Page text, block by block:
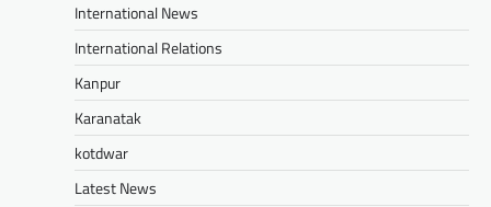
International News
International Relations
Kanpur
Karanatak
kotdwar
Latest News